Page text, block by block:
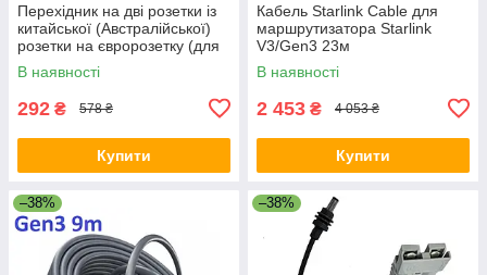
Перехідник на дві розетки із
китайської (Австралійської)
розетки на євророзетку (для
Ecoflow) 10А / 250В для
подорожей Чорний
В наявності
292 ₴ 578 ₴
Купити
Кабель Starlink Cable для
маршрутизатора Starlink
V3/Gen3 23м
В наявності
2 453 ₴ 4 053 ₴
Купити
–38% –38%